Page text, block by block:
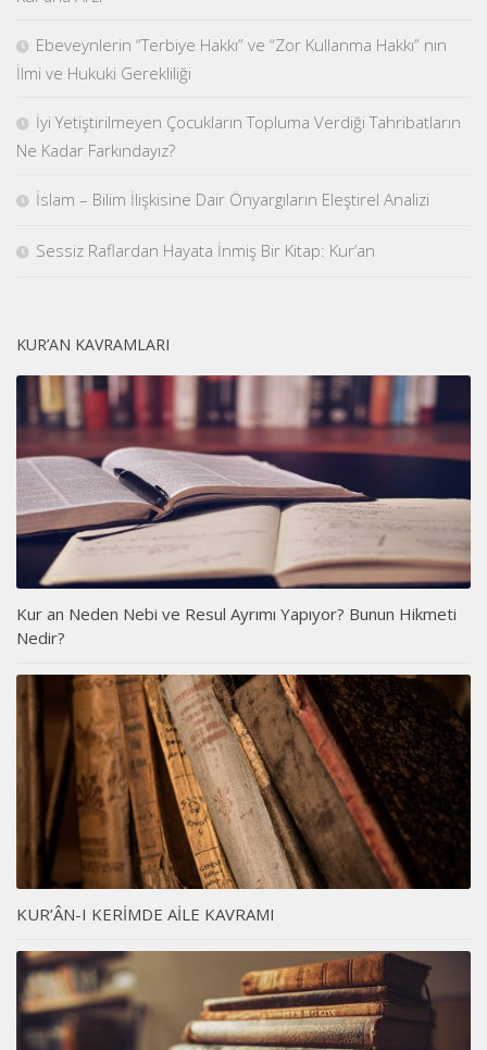
Ebeveynlerin “Terbiye Hakkı” ve “Zor Kullanma Hakkı” nın
İlmi ve Hukuki Gerekliliği
İyi Yetiştirilmeyen Çocukların Topluma Verdiği Tahribatların
Ne Kadar Farkındayız?
İslam – Bilim İlişkisine Dair Önyargıların Eleştirel Analizi
Sessiz Raflardan Hayata İnmiş Bir Kitap: Kur’an
KUR’AN KAVRAMLARI
Kur an Neden Nebi ve Resul Ayrımı Yapıyor? Bunun Hikmeti
Nedir?
KUR’ÂN-I KERİMDE AİLE KAVRAMI